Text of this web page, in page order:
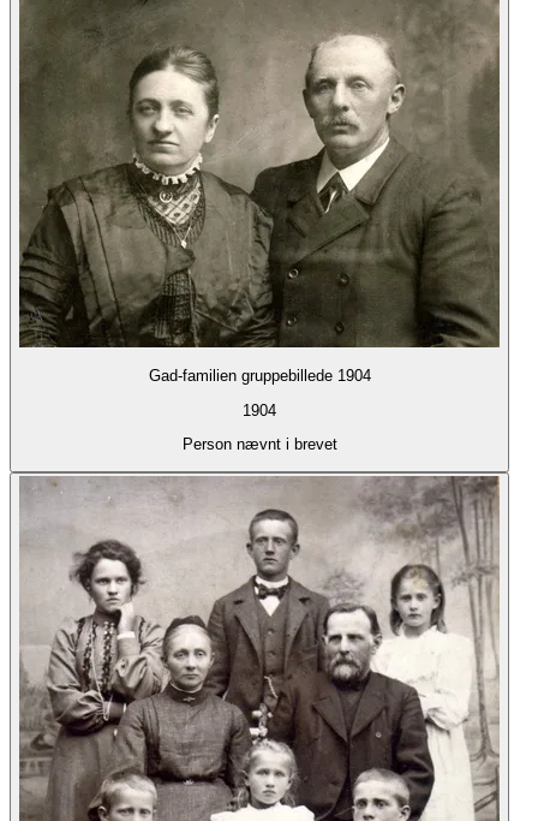
Gad-familien gruppebillede 1904
1904
Person nævnt i brevet